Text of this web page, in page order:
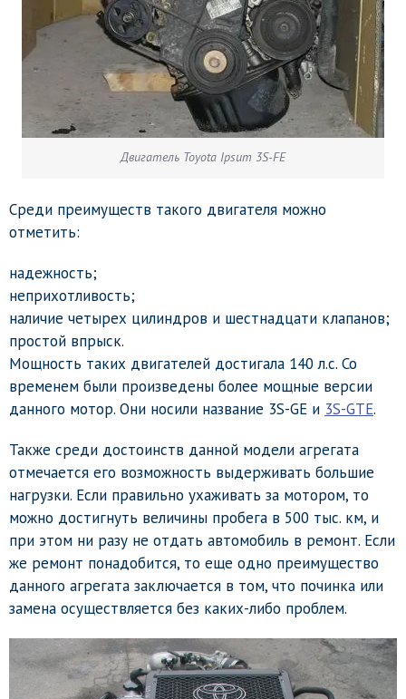
Двигатель Toyota Ipsum 3S-FE
Среди преимуществ такого двигателя можно
отметить:
надежность;
неприхотливость;
наличие четырех цилиндров и шестнадцати клапанов;
простой впрыск.
Мощность таких двигателей достигала 140 л.с. Со
временем были произведены более мощные версии
данного мотор. Они носили название 3S-GE и 3S-GTE.
Также среди достоинств данной модели агрегата
отмечается его возможность выдерживать большие
нагрузки. Если правильно ухаживать за мотором, то
можно достигнуть величины пробега в 500 тыс. км, и
при этом ни разу не отдать автомобиль в ремонт. Если
же ремонт понадобится, то еще одно преимущество
данного агрегата заключается в том, что починка или
замена осуществляется без каких-либо проблем.